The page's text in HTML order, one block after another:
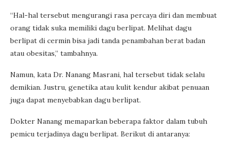
“Hal-hal tersebut mengurangi rasa percaya diri dan membuat
orang tidak suka memiliki dagu berlipat. Melihat dagu
berlipat di cermin bisa jadi tanda penambahan berat badan
atau obesitas,” tambahnya.
Namun, kata Dr. Nanang Masrani, hal tersebut tidak selalu
demikian. Justru, genetika atau kulit kendur akibat penuaan
juga dapat menyebabkan dagu berlipat.
Dokter Nanang memaparkan beberapa faktor dalam tubuh
pemicu terjadinya dagu berlipat. Berikut di antaranya: